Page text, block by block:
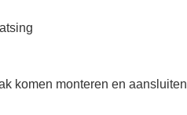
komen monteren en aansluiten